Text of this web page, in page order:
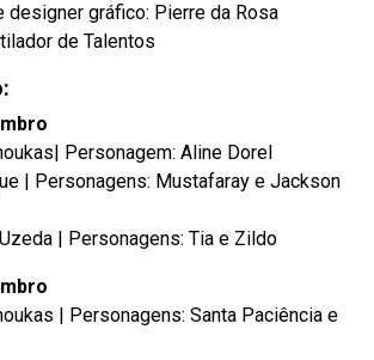
designer gráfico: Pierre da Rosa
de Talentos
Personagem: Aline Dorel
| Personagens: Mustafaray e Jackson
| Personagens: Tia e Zildo
| Personagens: Santa Paciência e